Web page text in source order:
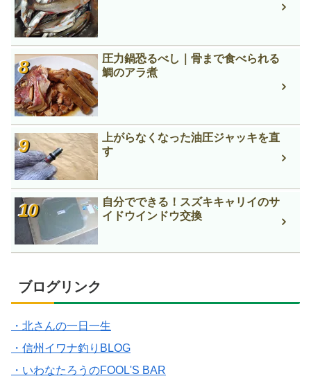
圧力鍋恐るべし｜骨まで食べられる
鯛のアラ煮
上がらなくなった油圧ジャッキを直
す
自分でできる！スズキキャリイのサ
イドウインドウ交換
ブログリンク
・北さんの一日一生
・信州イワナ釣りBLOG
・いわなたろうのFOOL'S BAR